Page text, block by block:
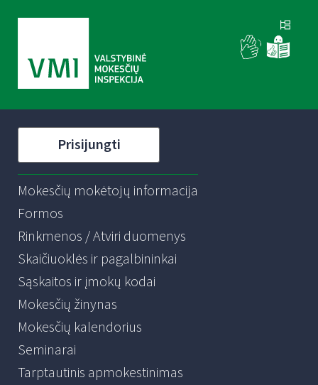
Prisijungti
Mokesčių mokėtojų informacija
Formos
Rinkmenos / Atviri duomenys
Skaičiuoklės ir pagalbininkai
Sąskaitos ir įmokų kodai
Mokesčių žinynas
Mokesčių kalendorius
Seminarai
Tarptautinis apmokestinimas